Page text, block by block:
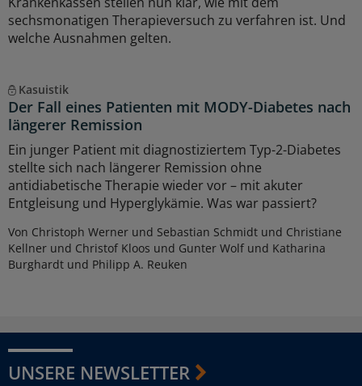
sechsmonatigen Therapieversuch zu verfahren ist. Und
welche Ausnahmen gelten.
Kasuistik
Der Fall eines Patienten mit MODY-Diabetes nach
längerer Remission
Ein junger Patient mit diagnostiziertem Typ-2-Diabetes
stellte sich nach längerer Remission ohne
antidiabetische Therapie wieder vor – mit akuter
Entgleisung und Hyperglykämie. Was war passiert?
Von Christoph Werner und Sebastian Schmidt und Christiane
Kellner und Christof Kloos und Gunter Wolf und Katharina
Burghardt und Philipp A. Reuken
UNSERE NEWSLETTER